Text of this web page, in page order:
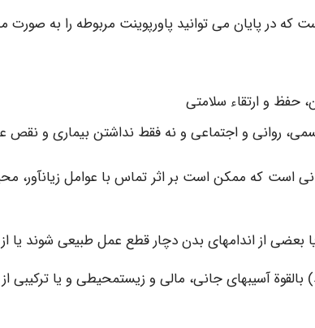
که در پایان می توانید پاورپوینت مربوطه را به صورت
حفظ و ارتقاء سلامتی
روانی و اجتماعی و نه فقط نداشتن بیماری و نقص
است که ممکن است بر اثر تماس با عوامل زیان‏آور،
بعضی از اندام‏های بدن دچار قطع عمل طبیعی شوند یا از